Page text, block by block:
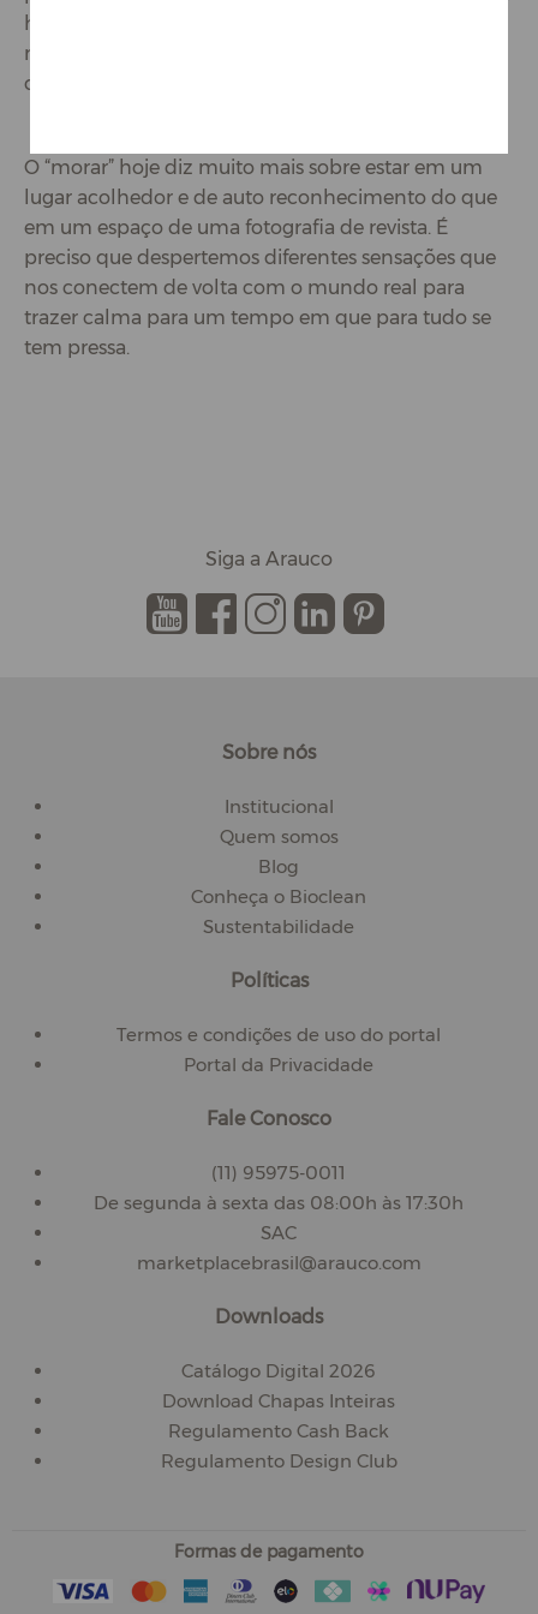
herdou da sua trisavó hoje já não guarda alimentos,
mas traz beleza, significado e aconchego para a sua
casa.
O “morar” hoje diz muito mais sobre estar em um
lugar acolhedor e de auto reconhecimento do que
em um espaço de uma fotografia de revista. É
preciso que despertemos diferentes sensações que
nos conectem de volta com o mundo real para
trazer calma para um tempo em que para tudo se
tem pressa.
Siga a Arauco
. . . . .
Sobre nós
Institucional
Quem somos
Blog
Conheça o Bioclean
Sustentabilidade
Políticas
Termos e condições de uso do portal
Portal da Privacidade
Fale Conosco
(11) 95975-0011
De segunda à sexta das 08:00h às 17:30h
SAC
marketplacebrasil@arauco.com
Downloads
Catálogo Digital 2026
Download Chapas Inteiras
Regulamento Cash Back
Regulamento Design Club
Formas de pagamento